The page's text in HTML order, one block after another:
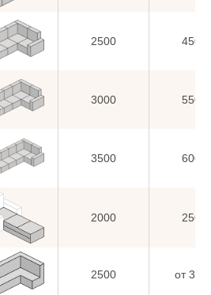
2500 4500
3000 5500
3500 6000
2000 2500
2500 от